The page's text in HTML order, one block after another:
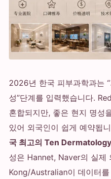
2026년 한국 피부과학과는
성”단계를 입력했습니다.
혼합되지만, 좋은 현지 명성
있어 외국인이 쉽게 예약됩
국 최고의 Ten
성은 Hannet, Naver의 실제
Kong/Australian이 데이터